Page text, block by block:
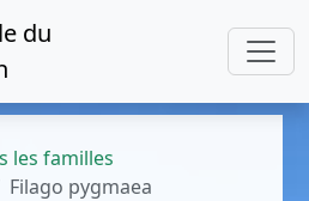
du
les familles
Filago pygmaea